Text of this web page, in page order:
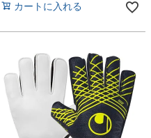
カートに入れる